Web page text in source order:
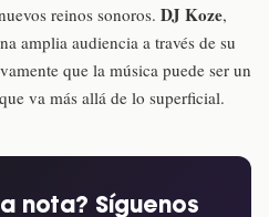
reinos sonoros. DJ Koze,
amplia audiencia a través de su
que la música puede ser un
va más allá de lo superficial.
nota? Síguenos